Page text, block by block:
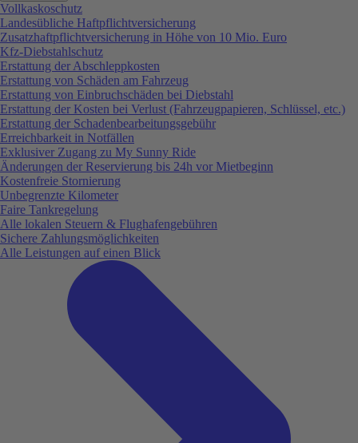
Vollkaskoschutz
Landesübliche Haftpflichtversicherung
Zusatzhaftpflichtversicherung in Höhe von 10 Mio. Euro
Kfz-Diebstahlschutz
Erstattung der Abschleppkosten
Erstattung von Schäden am Fahrzeug
Erstattung von Einbruchschäden bei Diebstahl
Erstattung der Kosten bei Verlust (Fahrzeugpapieren, Schlüssel, etc.)
Erstattung der Schadenbearbeitungsgebühr
Erreichbarkeit in Notfällen
Exklusiver Zugang zu My Sunny Ride
Änderungen der Reservierung bis 24h vor Mietbeginn
Kostenfreie Stornierung
Unbegrenzte Kilometer
Faire Tankregelung
Alle lokalen Steuern & Flughafengebühren
Sichere Zahlungsmöglichkeiten
Alle Leistungen auf einen Blick